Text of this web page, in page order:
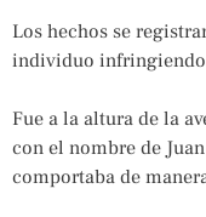
Los hechos se
individuo infringiendo
Fue a la altura de la
con el nombre de
comportaba de